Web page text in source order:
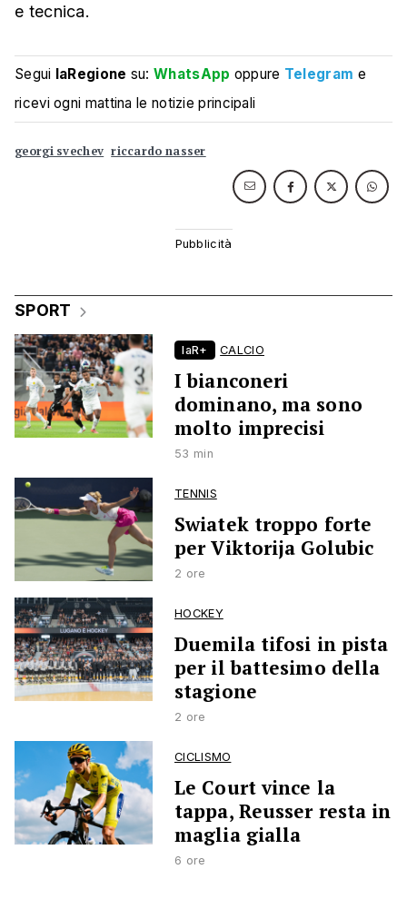
e tecnica.
Segui laRegione su:WhatsApp oppure Telegram e
ricevi ogni mattina le notizie principali
georgi svechev riccardo nasser
SPORT
laR+ CALCIO
I bianconeri
dominano, ma sono
molto imprecisi
53 min
TENNIS
Swiatek troppo forte
per Viktorija Golubic
2 ore
HOCKEY
Duemila tifosi in pista
per il battesimo della
stagione
2 ore
CICLISMO
Le Court vince la
tappa, Reusser resta in
maglia gialla
6 ore